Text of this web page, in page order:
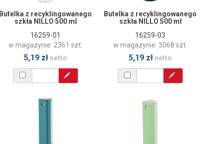
Butelka z recyklingowanego
szkła NILLO 500 ml
16259-01
w magazynie: 2361 szt.
5,19 zł netto
Butelka z recyklingowanego
szkła NILLO 500 ml
16259-03
w magazynie: 3068 szt.
5,19 zł netto